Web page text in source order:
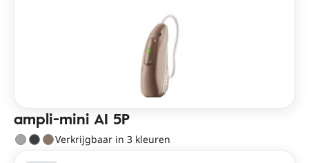
ampli-mini AI 5P
Verkrijgbaar in 3 kleuren